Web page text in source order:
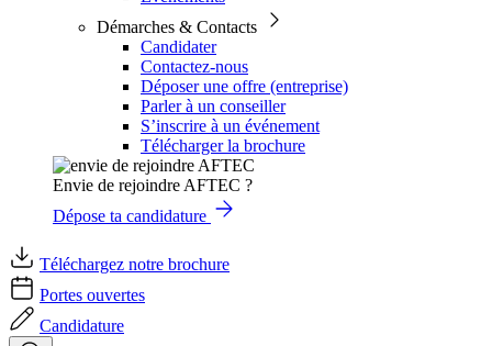
Démarches & Contacts
Candidater
Contactez-nous
Déposer une offre (entreprise)
Parler à un conseiller
S’inscrire à un événement
Télécharger la brochure
Envie de rejoindre AFTEC ?
Dépose ta candidature
Téléchargez notre brochure
Portes ouvertes
Candidature